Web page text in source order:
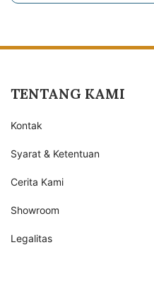
TENTANG KAMI
Kontak
Syarat & Ketentuan
Cerita Kami
Showroom
Legalitas